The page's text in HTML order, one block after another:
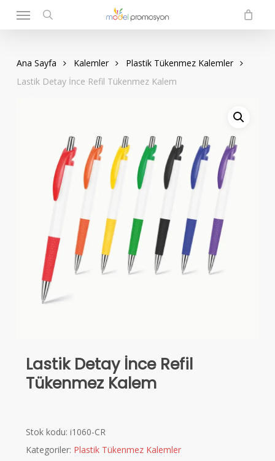
search
Menu
Ana Sayfa Kalemler
Plastik Tükenmez Kalemler
Lastik Detay İnce Refil Tükenmez Kalem
Lastik Detay İnce Refil
Tükenmez Kalem
Stok kodu: i1060-CR
Kategoriler: Plastik Tükenmez Kalemler